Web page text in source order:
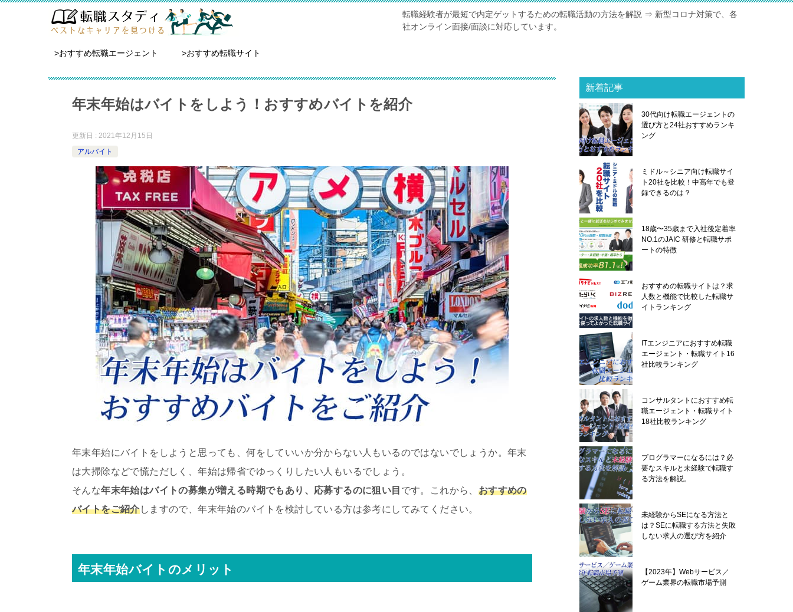
転職経験者が最短で内定ゲットするための転職活動の方法を解説 ⇒ 新型コロナ対策で、各
社オンライン面接/面談に対応しています。
>おすすめ転職エージェント >おすすめ転職サイト
年末年始はバイトをしよう！おすすめバイトを紹介
更新日 : 2021年12月15日
アルバイト
年末年始にバイトをしようと思っても、何をしていいか分からない人もいるのではないでしょうか。年末
は大掃除などで慌ただしく、年始は帰省でゆっくりしたい人もいるでしょう。
そんな年末年始はバイトの募集が増える時期でもあり、応募するのに狙い目 です。これから、 おすすめの
バイトをご紹介しますので、年末年始のバイトを検討している方は参考にしてみてください。
年末年始バイトのメリット
新着記事
30代向け転職エージェントの
選び方と24社おすすめランキ
ング
ミドル～シニア向け転職サイ
ト20社を比較！中高年でも登
録できるのは？
18歳〜35歳まで入社後定着率
NO.1のJAIC 研修と転職サポ
ートの特徴
おすすめの転職サイトは？求
人数と機能で比較した転職サ
イトランキング
ITエンジニアにおすすめ転職
エージェント・転職サイト16
社比較ランキング
コンサルタントにおすすめ転
職エージェント・転職サイト
18社比較ランキング
プログラマーになるには？必
要なスキルと未経験で転職す
る方法を解説。
未経験からSEになる方法と
は？SEに転職する方法と失敗
しない求人の選び方を紹介
【2023年】Webサービス／
ゲーム業界の転職市場予測